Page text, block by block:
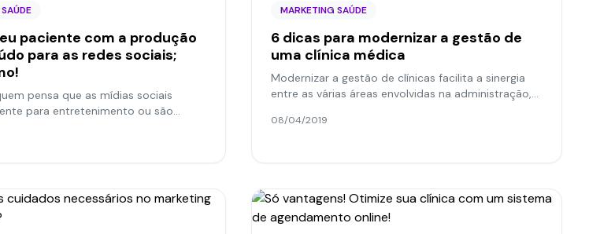
paciente com a produção
para as redes sociais;
pensa que as mídias sociais
para entretenimento ou são
MARKETING SAÚDE
6 dicas para modernizar a gestão de
uma clínica médica
Modernizar a gestão de clínicas facilita a sinergia
entre as várias áreas envolvidas na administração,
resultado...
08/04/2019